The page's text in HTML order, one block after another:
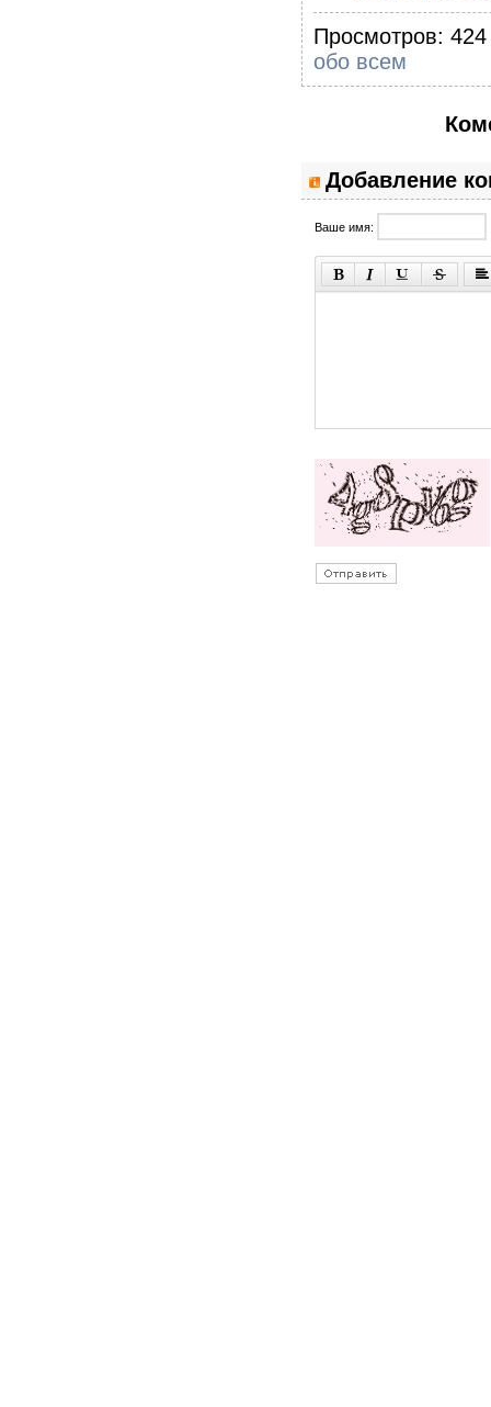
Просмотров:
обо всем
Добавление
Ваше имя: